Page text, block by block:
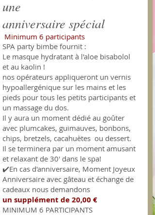
une
anniversaire spécial
Minimum 6 participants
SPA party bimbe fournit : ​
Le masque hydratant à l'aloe bisabolol
et au kaolin !
nos opérateurs appliqueront un vernis
hypoallergénique sur les mains et les
pieds pour tous les petits participants et
un massage du dos.
​Il y aura un moment dédié au goûter
avec plumcakes, guimauves, bonbons,
chips, bretzels, cacahuètes ou dessert.
Il se terminera par un moment amusant
et relaxant de 30' dans le spa!
✔️En cas d'anniversaire, Moment Joyeux
Anniversaire avec gâteau et échange de
cadeaux nous demandons
un supplément de 20,00 €
MINIMUM 6 PARTICIPANTS